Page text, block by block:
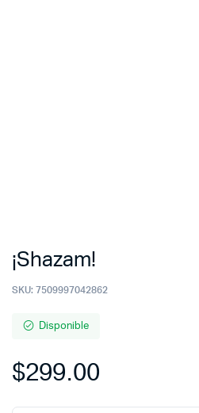
¡Shazam!
SKU: 7509997042862
Disponible
$299.00